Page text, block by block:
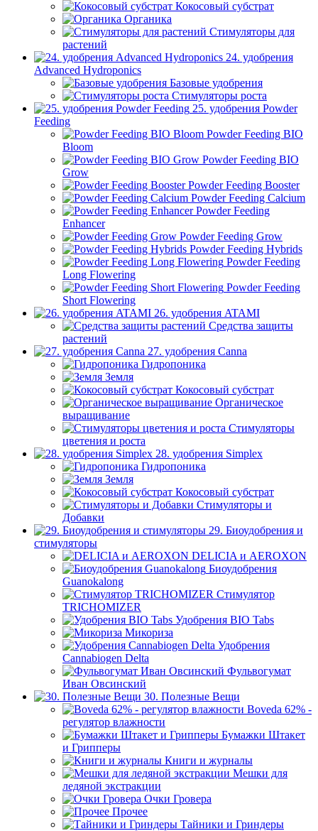
Кокосовый субстрат
Органика
Стимуляторы для
растений
24. удобрения
Advanced Hydroponics
Базовые удобрения
Стимуляторы роста
25. удобрения Powder
Feeding
Powder Feeding BIO
Bloom
Powder Feeding BIO
Grow
Powder Feeding Booster
Powder Feeding Calcium
Powder Feeding
Enhancer
Powder Feeding Grow
Powder Feeding Hybrids
Powder Feeding
Long Flowering
Powder Feeding
Short Flowering
26. удобрения ATAMI
Средства защиты
растений
27. удобрения Canna
Гидропоника
Земля
Кокосовый субстрат
Органическое
выращивание
Стимуляторы
цветения и роста
28. удобрения Simplex
Гидропоника
Земля
Кокосовый субстрат
Стимуляторы и
Добавки
29. Биоудобрения и
стимуляторы
DELICIA и AEROXON
Биоудобрения
Guanokalong
Стимулятор
TRICHOMIZER
Удобрения BIO Tabs
Микориза
Удобрения
Cannabiogen Delta
Фульвогумат
Иван Овсинский
30. Полезные Вещи
Boveda 62% -
регулятор влажности
Бумажки Штакет
и Грипперы
Книги и журналы
Мешки для
ледяной экстракции
Очки Гровера
Прочее
Тайники и Гриндеры